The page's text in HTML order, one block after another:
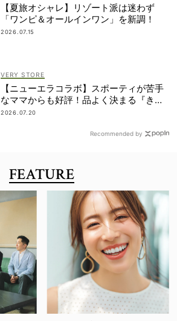
【夏旅オシャレ】リゾート派は迷わず
「ワンピ＆オールインワン」を新調！
2026.07.15
VERY STORE
【ニューエラコラボ】スポーティが苦手
なママからも好評！品よく決まる『きれ
いめキャップ』
2026.07.20
Recommended by
FEATURE